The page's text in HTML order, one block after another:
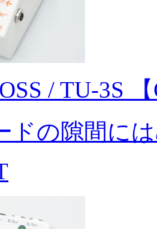
/ TU-3S
ドの隙間に